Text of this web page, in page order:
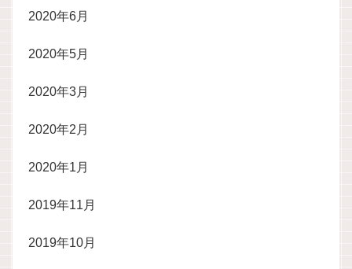
2020年6月
2020年5月
2020年3月
2020年2月
2020年1月
2019年11月
2019年10月